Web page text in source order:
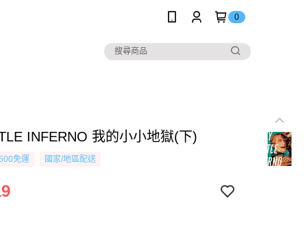
0
INFERNO 我的小小地獄(下)
免運 國家/地區配送